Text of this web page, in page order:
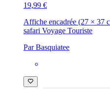
19,99 €
Affiche encadrée (27 × 37
safari Voyage Touriste
Par Basquiatee